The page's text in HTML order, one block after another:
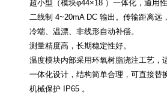
超小型（模块φ44×18 ）一体化，通用
二线制 4~20mA DC 输出。传输距离远
冷端、温漂、非线形自动补偿。
测量精度高，长期稳定性好。
温度模块内部采用环氧树脂浇注工艺，
一体化设计，结构简单合理，可直接替
机械保护 IP65 。